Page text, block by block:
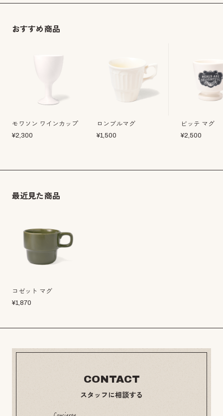
おすすめ商品
モワソン ワインカップ
¥2,300
ロンブルマグ
¥1,500
ビッテ マグ
¥2,500
最近見た商品
コゼット マグ
¥1,870
CONTACT
スタッフに相談する